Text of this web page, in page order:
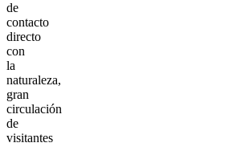
de
contacto
directo
con
la
naturaleza,
gran
circulación
de
visitantes